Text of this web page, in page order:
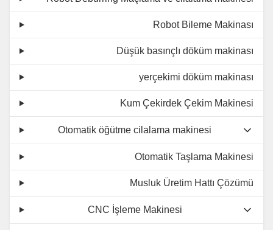
Robot Bileme Makinası
Düşük basınçlı döküm makinası
yerçekimi döküm makinası
Kum Çekirdek Çekim Makinesi
Otomatik öğütme cilalama makinesi
Otomatik Taşlama Makinesi
Musluk Üretim Hattı Çözümü
CNC İşleme Makinesi